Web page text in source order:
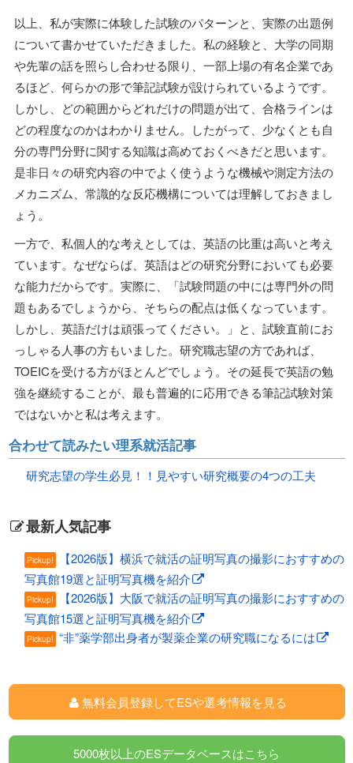
以上、私が実際に体験した試験のパターンと、実際の出題例
について書かせていただきました。私の経験と、大学の同期
や先輩の話を照らし合わせる限り、一部上場の有名企業であ
るほど、何らかの形で筆記試験が設けられているようです。
しかし、どの範囲からどれだけの問題が出て、合格ラインは
どの程度なのかはわかりません。したがって、少なくとも自
分の専門分野に関する知識は高めておくべきだと思います。
是非日々の研究内容の中でよく使うような機械や測定方法の
メカニズム、常識的な反応機構については理解しておきまし
ょう。
一方で、私個人的な考えとしては、英語の比重は高いと考え
ています。なぜならば、英語はどの研究分野においても必要
な能力だからです。実際に、「試験問題の中には専門外の問
題もあるでしょうから、そちらの配点は低くなっています。
しかし、英語だけは頑張ってください。」と、試験直前にお
っしゃる人事の方もいました。研究職志望の方であれば、
TOEICを受ける方がほとんどでしょう。その延長で英語の勉
強を継続することが、最も普遍的に応用できる筆記試験対策
ではないかと私は考えます。
合わせて読みたい理系就活記事
研究志望の学生必見！！見やすい研究概要の4つの工夫
最新人気記事
Pickup!
【2026版】横浜で就活の証明写真の撮影におすすめの
写真館19選と証明写真機を紹介
Pickup!
【2026版】大阪で就活の証明写真の撮影におすすめの
写真館15選と証明写真機を紹介
Pickup! “非”薬学部出身者が製薬企業の研究職になるには
無料会員登録してESや選考情報を見る
5000枚以上のESデータベースはこちら